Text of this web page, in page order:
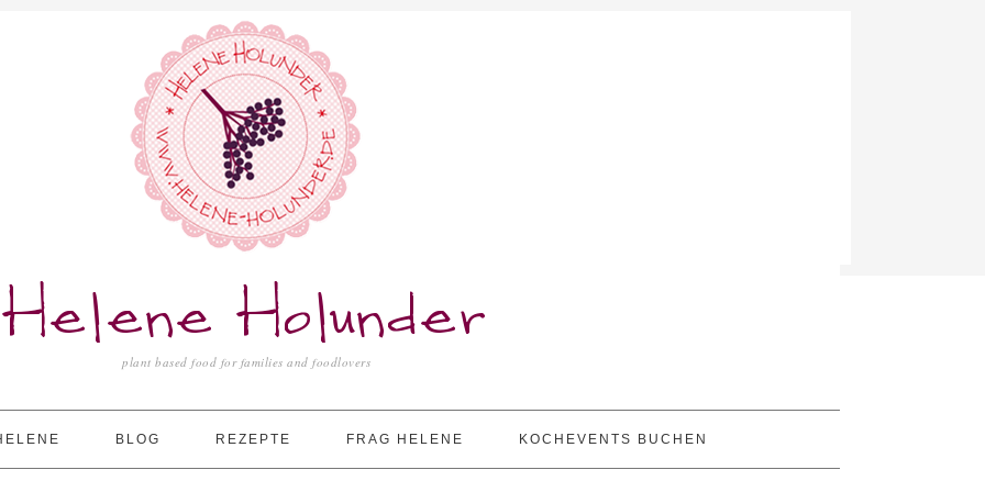
Helene Holunder
plant based food for families and foodlovers
BLOG REZEPTE FRAG HELENE KOCHEVENTS BUCHEN